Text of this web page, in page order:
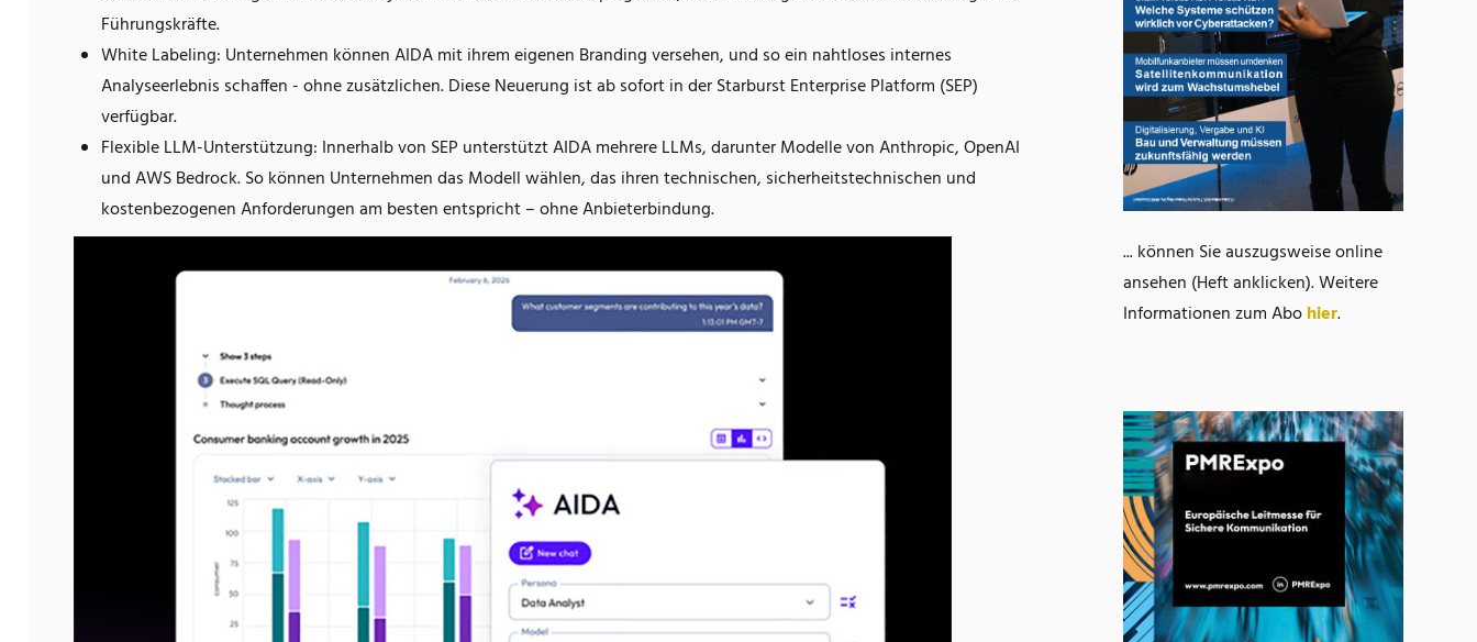
... können Sie auszugsweise online
ansehen (Heft anklicken). Weitere
Informationen zum Abohier.
Führungskräfte.
White Labeling: Unternehmen können AIDA mit ihrem eigenen Branding versehen, und so ein nahtloses internes
Analyseerlebnis schaffen - ohne zusätzlichen. Diese Neuerung ist ab sofort in der Starburst Enterprise Platform (SEP)
verfügbar.
Flexible LLM-Unterstützung: Innerhalb von SEP unterstützt AIDA mehrere LLMs, darunter Modelle von Anthropic, OpenAI
und AWS Bedrock. So können Unternehmen das Modell wählen, das ihren technischen, sicherheitstechnischen und
kostenbezogenen Anforderungen am besten entspricht – ohne Anbieterbindung.